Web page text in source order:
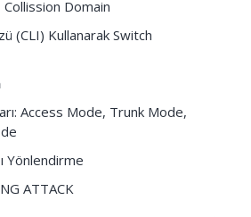
Domain
(CLI) Kullanarak Switch
Access Mode, Trunk Mode,
Yönlendirme
ATTACK